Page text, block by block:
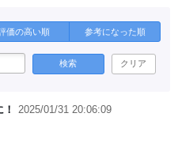
価の高い順 参考になった順
検索 クリア
2025/01/31 20:06:09